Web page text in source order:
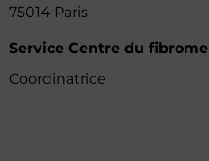
75014 Paris
Service Centre du fibrome
Coordinatrice